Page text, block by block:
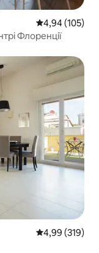
Середня
4,94 (105)
Флоренції
Середня
4,99 (319)